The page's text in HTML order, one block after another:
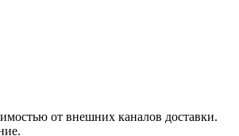
от внешних каналов доставки.